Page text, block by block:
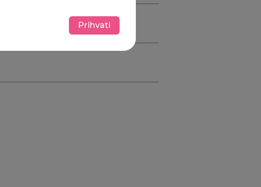
Prihvati